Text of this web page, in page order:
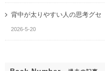
背中が太りやすい人の思考グセ
2026-5-20